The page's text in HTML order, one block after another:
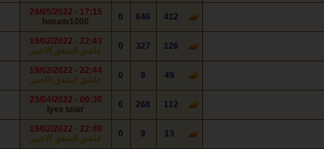
412
646
0
17:15 - 29/05/2022
hosam1000
126
327
0
22:43 - 19/02/2022
عاشق ‏الشفق الاحمر
49
9
0
22:44 - 19/02/2022
عاشق ‏الشفق الاحمر
112
268
0
00:30 - 23/04/2022
lyes taiar
13
9
0
22:49 - 19/02/2022
عاشق ‏الشفق الاحمر